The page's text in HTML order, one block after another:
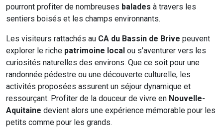
pourront profiter de nombreuses balades à travers les
sentiers boisés et les champs environnants.
Les visiteurs rattachés au CA du Bassin de Brive peuvent
explorer le riche patrimoine local ou s'aventurer vers les
curiosités naturelles des environs. Que ce soit pour une
randonnée pédestre ou une découverte culturelle, les
activités proposées assurent un séjour dynamique et
ressourçant. Profiter de la douceur de vivre en Nouvelle-
Aquitaine devient alors une expérience mémorable pour les
petits comme pour les grands.